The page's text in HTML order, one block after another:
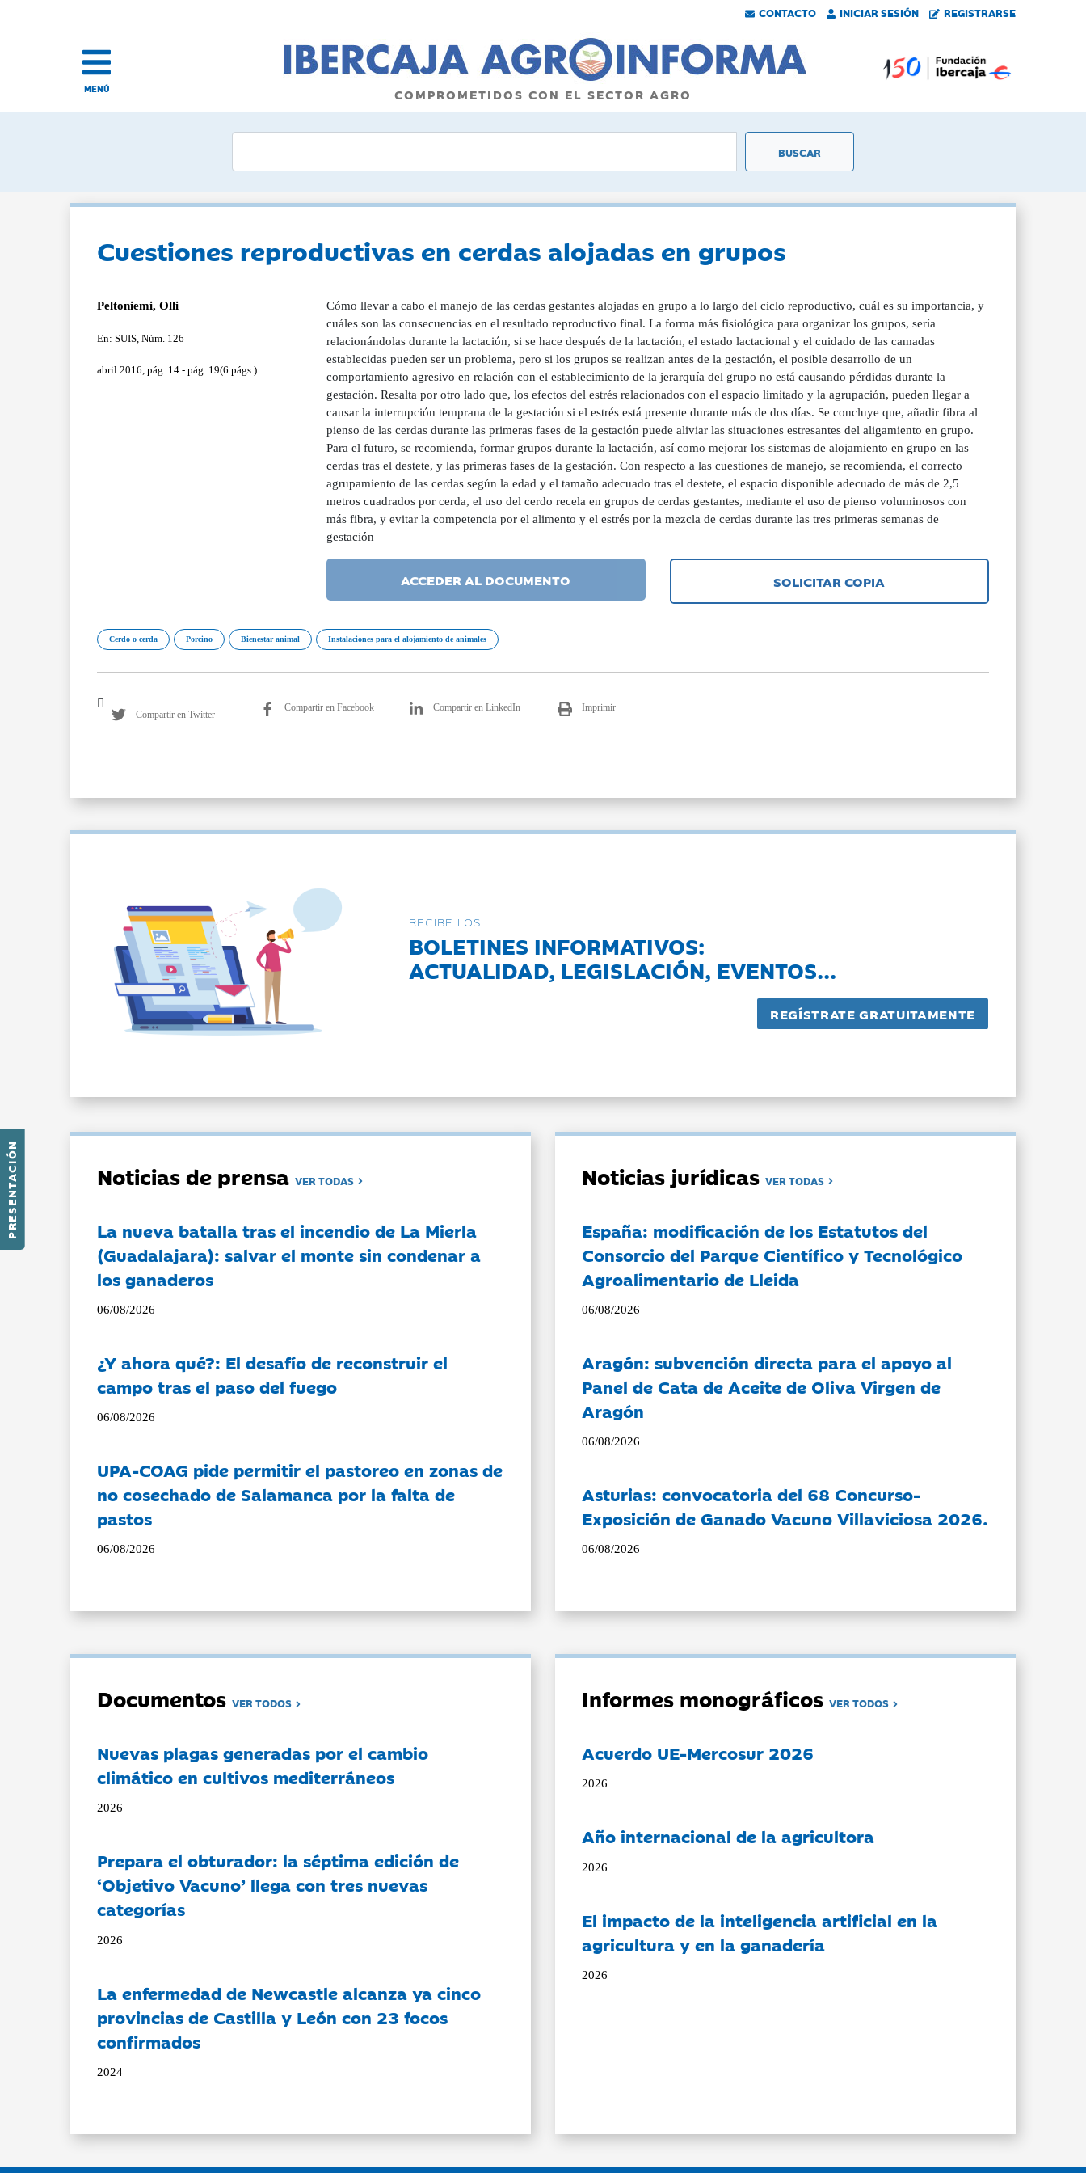
CONTACTO INICIAR SESIÓN REGISTRARSE
PRESENTACIÓN
MENÚ COMPROMETIDOS CON EL SECTOR AGRO
Cuestiones reproductivas en cerdas alojadas en grupos
Peltoniemi, Olli
En: SUIS, Núm. 126
abril 2016, pág. 14 - pág. 19(6 págs.)
Cómo llevar a cabo el manejo de las cerdas gestantes alojadas en grupo a lo largo del ciclo reproductivo, cuál es su importancia, y
cuáles son las consecuencias en el resultado reproductivo final. La forma más fisiológica para organizar los grupos, sería
relacionándolas durante la lactación, si se hace después de la lactación, el estado lactacional y el cuidado de las camadas
establecidas pueden ser un problema, pero si los grupos se realizan antes de la gestación, el posible desarrollo de un
comportamiento agresivo en relación con el establecimiento de la jerarquía del grupo no está causando pérdidas durante la
gestación. Resalta por otro lado que, los efectos del estrés relacionados con el espacio limitado y la agrupación, pueden llegar a
causar la interrupción temprana de la gestación si el estrés está presente durante más de dos días. Se concluye que, añadir fibra al
pienso de las cerdas durante las primeras fases de la gestación puede aliviar las situaciones estresantes del aligamiento en grupo.
Para el futuro, se recomienda, formar grupos durante la lactación, así como mejorar los sistemas de alojamiento en grupo en las
cerdas tras el destete, y las primeras fases de la gestación. Con respecto a las cuestiones de manejo, se recomienda, el correcto
agrupamiento de las cerdas según la edad y el tamaño adecuado tras el destete, el espacio disponible adecuado de más de 2,5
metros cuadrados por cerda, el uso del cerdo recela en grupos de cerdas gestantes, mediante el uso de pienso voluminosos con
más fibra, y evitar la competencia por el alimento y el estrés por la mezcla de cerdas durante las tres primeras semanas de
gestación
ACCEDER AL DOCUMENTO SOLICITAR COPIA
Cerdo o cerda Porcino Bienestar animal Instalaciones para el alojamiento de animales
Compartir en Twitter
Compartir en Facebook Compartir en LinkedIn Imprimir
RECIBE LOS
BOLETINES INFORMATIVOS:
ACTUALIDAD, LEGISLACIÓN, EVENTOS...
Noticias de prensaVER TODAS
La nueva batalla tras el incendio de La Mierla
(Guadalajara): salvar el monte sin condenar a
los ganaderos
06/08/2026
¿Y ahora qué?: El desafío de reconstruir el
campo tras el paso del fuego
06/08/2026
UPA-COAG pide permitir el pastoreo en zonas de
no cosechado de Salamanca por la falta de
pastos
06/08/2026
Noticias jurídicasVER TODAS
España: modificación de los Estatutos del
Consorcio del Parque Científico y Tecnológico
Agroalimentario de Lleida
06/08/2026
Aragón: subvención directa para el apoyo al
Panel de Cata de Aceite de Oliva Virgen de
Aragón
06/08/2026
Asturias: convocatoria del 68 Concurso-
Exposición de Ganado Vacuno Villaviciosa 2026.
06/08/2026
DocumentosVER TODOS
Nuevas plagas generadas por el cambio
climático en cultivos mediterráneos
2026
Prepara el obturador: la séptima edición de
‘Objetivo Vacuno’ llega con tres nuevas
categorías
2026
La enfermedad de Newcastle alcanza ya cinco
provincias de Castilla y León con 23 focos
confirmados
2024
Informes monográficosVER TODOS
Acuerdo UE-Mercosur 2026
2026
Año internacional de la agricultora
2026
El impacto de la inteligencia artificial en la
agricultura y en la ganadería
2026